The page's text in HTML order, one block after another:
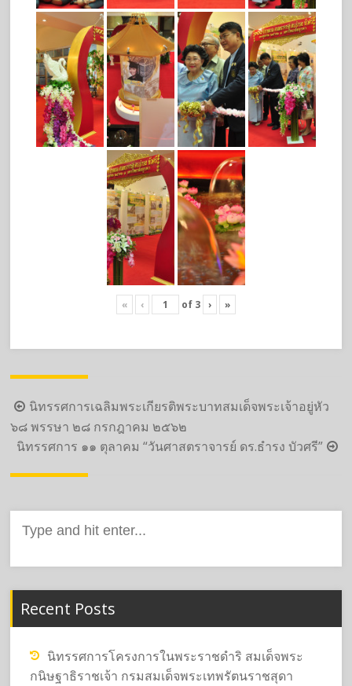
« ‹ of 3 › »
Post
navigation
นิทรรศการเฉลิมพระเกียรติพระบาทสมเด็จพระเจ้าอยู่หัว
๖๘ พรรษา ๒๘ กรกฎาคม ๒๕๖๒
นิทรรศการ ๑๑ ตุลาคม “วันศาสตราจารย์ ดร.ธำรง บัวศรี”
for:
Recent Posts
นิทรรศการโครงการในพระราชดำริ สมเด็จพระ
กนิษฐาธิราชเจ้า กรมสมเด็จพระเทพรัตนราชสุดา